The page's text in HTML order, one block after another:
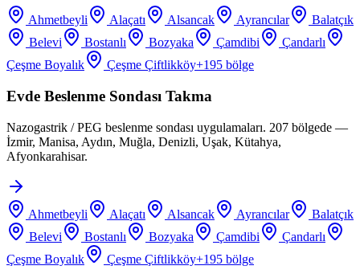
Ahmetbeyli Alaçatı Alsancak Ayrancılar
Balatçık
Belevi
Bostanlı Bozyaka Çamdibi
Çandarlı
Çeşme Boyalık
Çeşme Çiftlikköy+195 bölge
Evde Beslenme Sondası Takma
Nazogastrik / PEG beslenme sondası uygulamaları. 207 bölgede —
İzmir, Manisa, Aydın, Muğla, Denizli, Uşak, Kütahya,
Afyonkarahisar.
Ahmetbeyli Alaçatı Alsancak Ayrancılar
Balatçık
Belevi
Bostanlı Bozyaka Çamdibi
Çandarlı
Çeşme Boyalık
Çeşme Çiftlikköy+195 bölge